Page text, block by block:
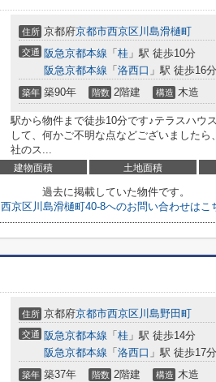
住所 京都府京都市西京区川島滑樋町
交通 阪急京都本線 「 桂 」駅 徒歩10分
阪急京都本線 「 洛西口 」駅 徒歩16分
築年 築90年 階数 2階建 構造 木造
駅から物件まで徒歩10分です♪テラスハウ
して、何かご不明な点などございました
社のス...
建物面積 土地面積
過去に掲載していた物件です。
西京区川島滑樋町40-8へのお問い合わせはこ
住所 京都府京都市西京区川島野田町
交通 阪急京都本線 「 桂 」駅 徒歩14分
阪急京都本線 「 洛西口 」駅 徒歩17分
築年 築37年 階数 2階建 構造 木造